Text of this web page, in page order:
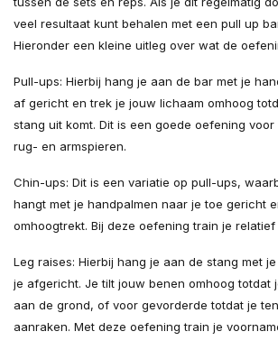
veel resultaat kunt behalen met een pull up
Hieronder een kleine uitleg over wat de
Pull-ups: Hierbij hang je aan de bar met je
af gericht en trek je jouw lichaam omhoog
stang uit komt. Dit is een goede oefening
rug- en armspieren.
Chin-ups: Dit is een variatie op pull-ups,
hangt met je handpalmen naar je toe gericht
omhoogtrekt. Bij deze oefening train je
Leg raises: Hierbij hang je aan de stang met
je afgericht. Je tilt jouw benen omhoog totdat
aan de grond, of voor gevorderde totdat je
aanraken. Met deze oefening train je